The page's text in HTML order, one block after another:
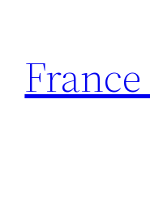
contenu